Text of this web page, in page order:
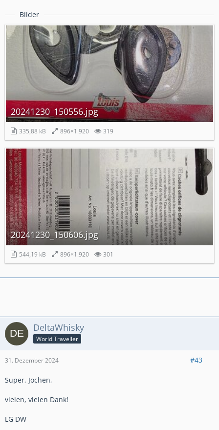
Bilder
20241230_150556.jpg
335,88 kB 896×1.920 319
20241230_150606.jpg
544,19 kB 896×1.920 301
DeltaWhisky
World Traveller
31. Dezember 2024 #43
Super, Jochen,
vielen, vielen Dank!
LG DW